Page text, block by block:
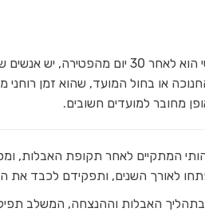
למרות שמנהג גילוי המצבה הסטנדרטי
או בחול המועד, שהוא זמן רוחני
מחובר למועדים חשובים.
המתקיים לאחר תקופת האבלות,
לאורך השנים, ותפקידם לכבד
האבלות וההנצחה, המשלב